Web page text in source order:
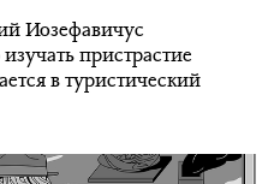
Иозефавичус
пристрастие
в туристический